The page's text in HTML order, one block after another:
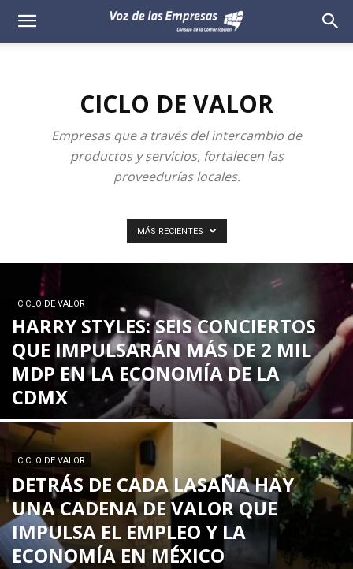
Voz
CICLO DE VALOR
Empresas que a través del intercambio de
productos y servicios, fortalecen las
proveedurías locales.
MÁS RECIENTES
CICLO DE VALOR
HARRY STYLES: SEIS CONCIERTOS
QUE IMPULSARÁN MÁS DE 2 MIL
MDP EN LA ECONOMÍA DE LA
CDMX
CICLO DE VALOR
DETRÁS DE CADA LASAÑA HAY
UNA CADENA DE VALOR QUE
IMPULSA EL EMPLEO Y LA
ECONOMÍA EN MÉXICO